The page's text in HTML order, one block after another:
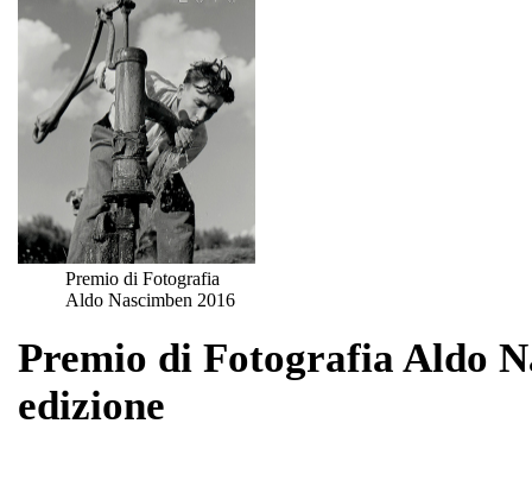
Premio di Fotografia
Aldo Nascimben 2016
Premio di Fotografia Aldo
edizione